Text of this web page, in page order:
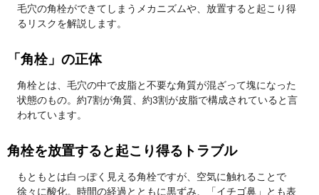
毛穴の角栓ができてしまうメカニズムや、放置すると起こり得
るリスクを解説します。
「角栓」の正体
角栓とは、毛穴の中で皮脂と不要な角質が混ざって塊になった
状態のもの。約7割が角質、約3割が皮脂で構成されていると言
われています。
角栓を放置すると起こり得るトラブル
もともとは白っぽく見える角栓ですが、空気に触れることで
徐々に酸化。時間の経過とともに黒ずみ、「イチゴ鼻」とも表